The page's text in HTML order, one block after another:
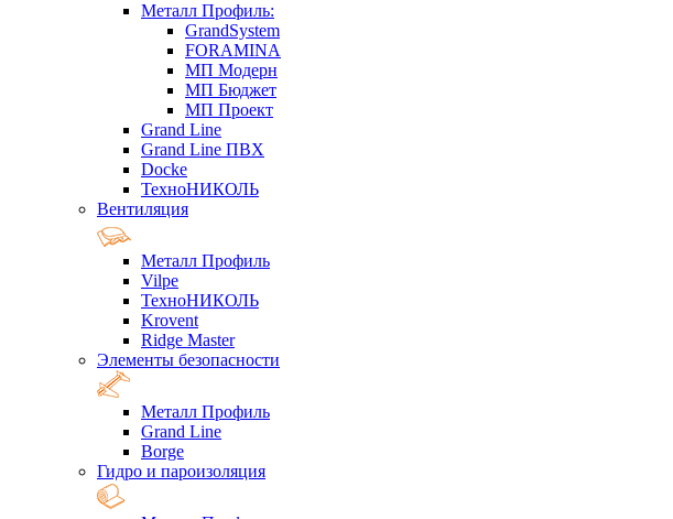
Металл Профиль:
GrandSystem
FORAMINA
МП Модерн
МП Бюджет
МП Проект
Grand Line
Grand Line ПВХ
Docke
ТехноНИКОЛЬ
Вентиляция
Металл Профиль
Vilpe
ТехноНИКОЛЬ
Krovent
Ridge Master
Элементы безопасности
Металл Профиль
Grand Line
Borge
Гидро и пароизоляция